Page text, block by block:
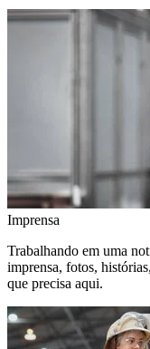
Imprensa
Trabalhando em uma
imprensa, fotos,
que precisa aqui.